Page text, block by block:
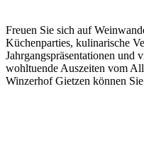
Freuen Sie sich auf
Küchenparties, kulinarische
Jahrgangspräsentationen und
wohltuende Auszeiten vom
Winzerhof Gietzen können Sie